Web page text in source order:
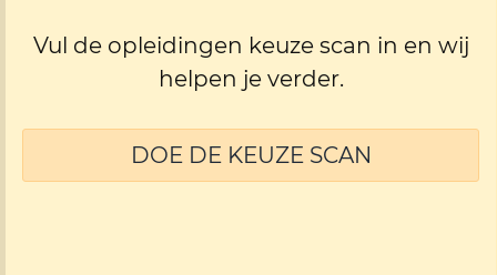
Vul de opleidingen keuze scan in en wij
helpen je verder.
DOE DE KEUZE SCAN